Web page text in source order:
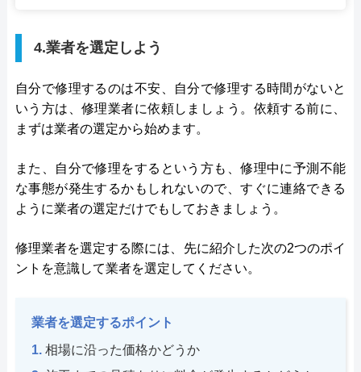
4.業者を選定しよう
自分で修理するのは不安、自分で修理する時間がないと
いう方は、修理業者に依頼しましょう。依頼する前に、
まずは業者の選定から始めます。
また、自分で修理をするという方も、修理中に予測不能
な事態が発生するかもしれないので、すぐに連絡できる
ように業者の選定だけでもしておきましょう。
修理業者を選定する際には、先に紹介した次の2つのポイ
ントを意識して業者を選定してください。
業者を選定するポイント
相場に沿った価格かどうか